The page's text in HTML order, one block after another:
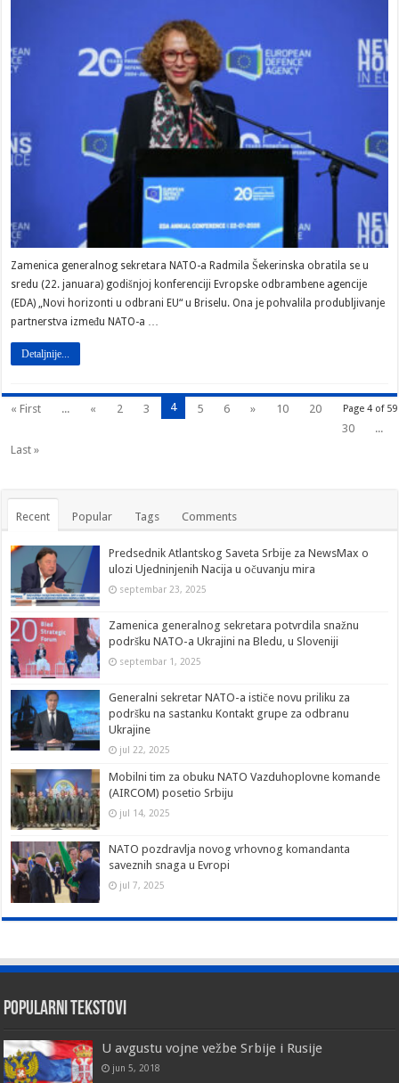
Zamenica generalnog sekretara NATO-a Radmila Šekerinska obratila se u
sredu (22. januara) godišnjoj konferenciji Evropske odbrambene agencije
(EDA) „Novi horizonti u odbrani EU“ u Briselu. Ona je pohvalila produbljivanje
partnerstva između NATO-a …
Detaljnije...
Page 4 of 59
« First ... « 2 3 4 5 6 » 10
20
30
...
Last »
Recent Popular Tags Comments
Predsednik Atlantskog Saveta Srbije za NewsMax o
ulozi Ujedninjenih Nacija u očuvanju mira
septembar 23, 2025
Zamenica generalnog sekretara potvrdila snažnu
podršku NATO-a Ukrajini na Bledu, u Sloveniji
septembar 1, 2025
Generalni sekretar NATO-a ističe novu priliku za
podršku na sastanku Kontakt grupe za odbranu
Ukrajine
jul 22, 2025
Mobilni tim za obuku NATO Vazduhoplovne komande
(AIRCOM) posetio Srbiju
jul 14, 2025
NATO pozdravlja novog vrhovnog komandanta
saveznih snaga u Evropi
jul 7, 2025
Popularni tekstovi
U avgustu vojne vežbe Srbije i Rusije
jun 5, 2018